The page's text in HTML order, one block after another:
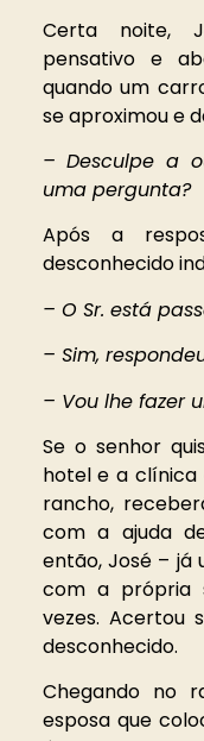
Certa noite,
pensativo e
quando um
se aproximou e
– Desculpe a
uma pergunta?
Após a
desconhecido
– O Sr. está
– Sim,
– Vou lhe fazer
Se o senhor
hotel e a
rancho,
com a ajuda
então, José – já
com a própria
vezes. Acertou
desconhecido.
Chegando no
esposa que